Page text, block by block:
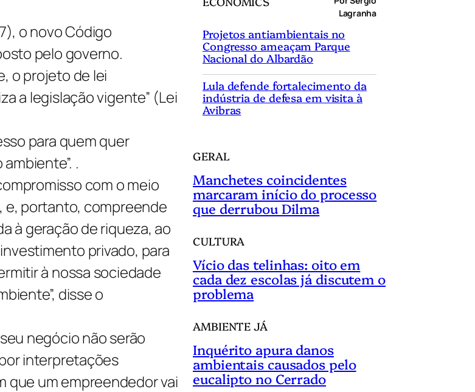
o novo Código
pelo governo.
o projeto de lei
a legislação vigente” (Lei
para quem quer
.
com o meio
e, portanto, compreende
à geração de riqueza, ao
privado, para
à nossa sociedade
disse o
negócio não serão
interpretações
que um empreendedor vai
Lagranha
Projetos antiambientais no
Congresso ameaçam Parque
Nacional do Albardão
Lula defende fortalecimento da
indústria de defesa em visita à
Avibras
GERAL
Manchetes coincidentes
marcaram início do processo
que derrubou Dilma
CULTURA
Vício das telinhas: oito em
cada dez escolas já discutem o
problema
AMBIENTE JÁ
Inquérito apura danos
ambientais causados pelo
eucalipto no Cerrado